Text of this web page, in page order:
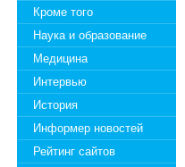
Кроме того
Наука и образование
Медицина
Интервью
История
Информер новостей
Рейтинг сайтов